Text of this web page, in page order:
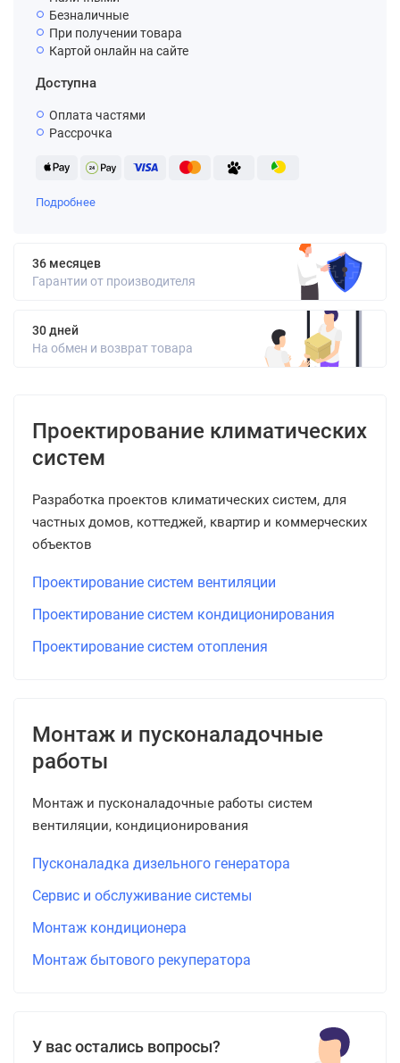
Безналичные
При получении товара
Картой онлайн на сайте
Доступна
Оплата частями
Рассрочка
Подробнее
36 месяцев
Гарантии от производителя
30 дней
На обмен и возврат товара
Проектирование климатических
систем
Разработка проектов климатических систем, для
частных домов, коттеджей, квартир и коммерческих
объектов
Проектирование систем вентиляции
Проектирование систем кондиционирования
Проектирование систем отопления
Монтаж и пусконаладочные
работы
Монтаж и пусконаладочные работы систем
вентиляции, кондиционирования
Пусконаладка дизельного генератора
Сервис и обслуживание системы
Монтаж кондиционера
Монтаж бытового рекуператора
У вас остались вопросы?